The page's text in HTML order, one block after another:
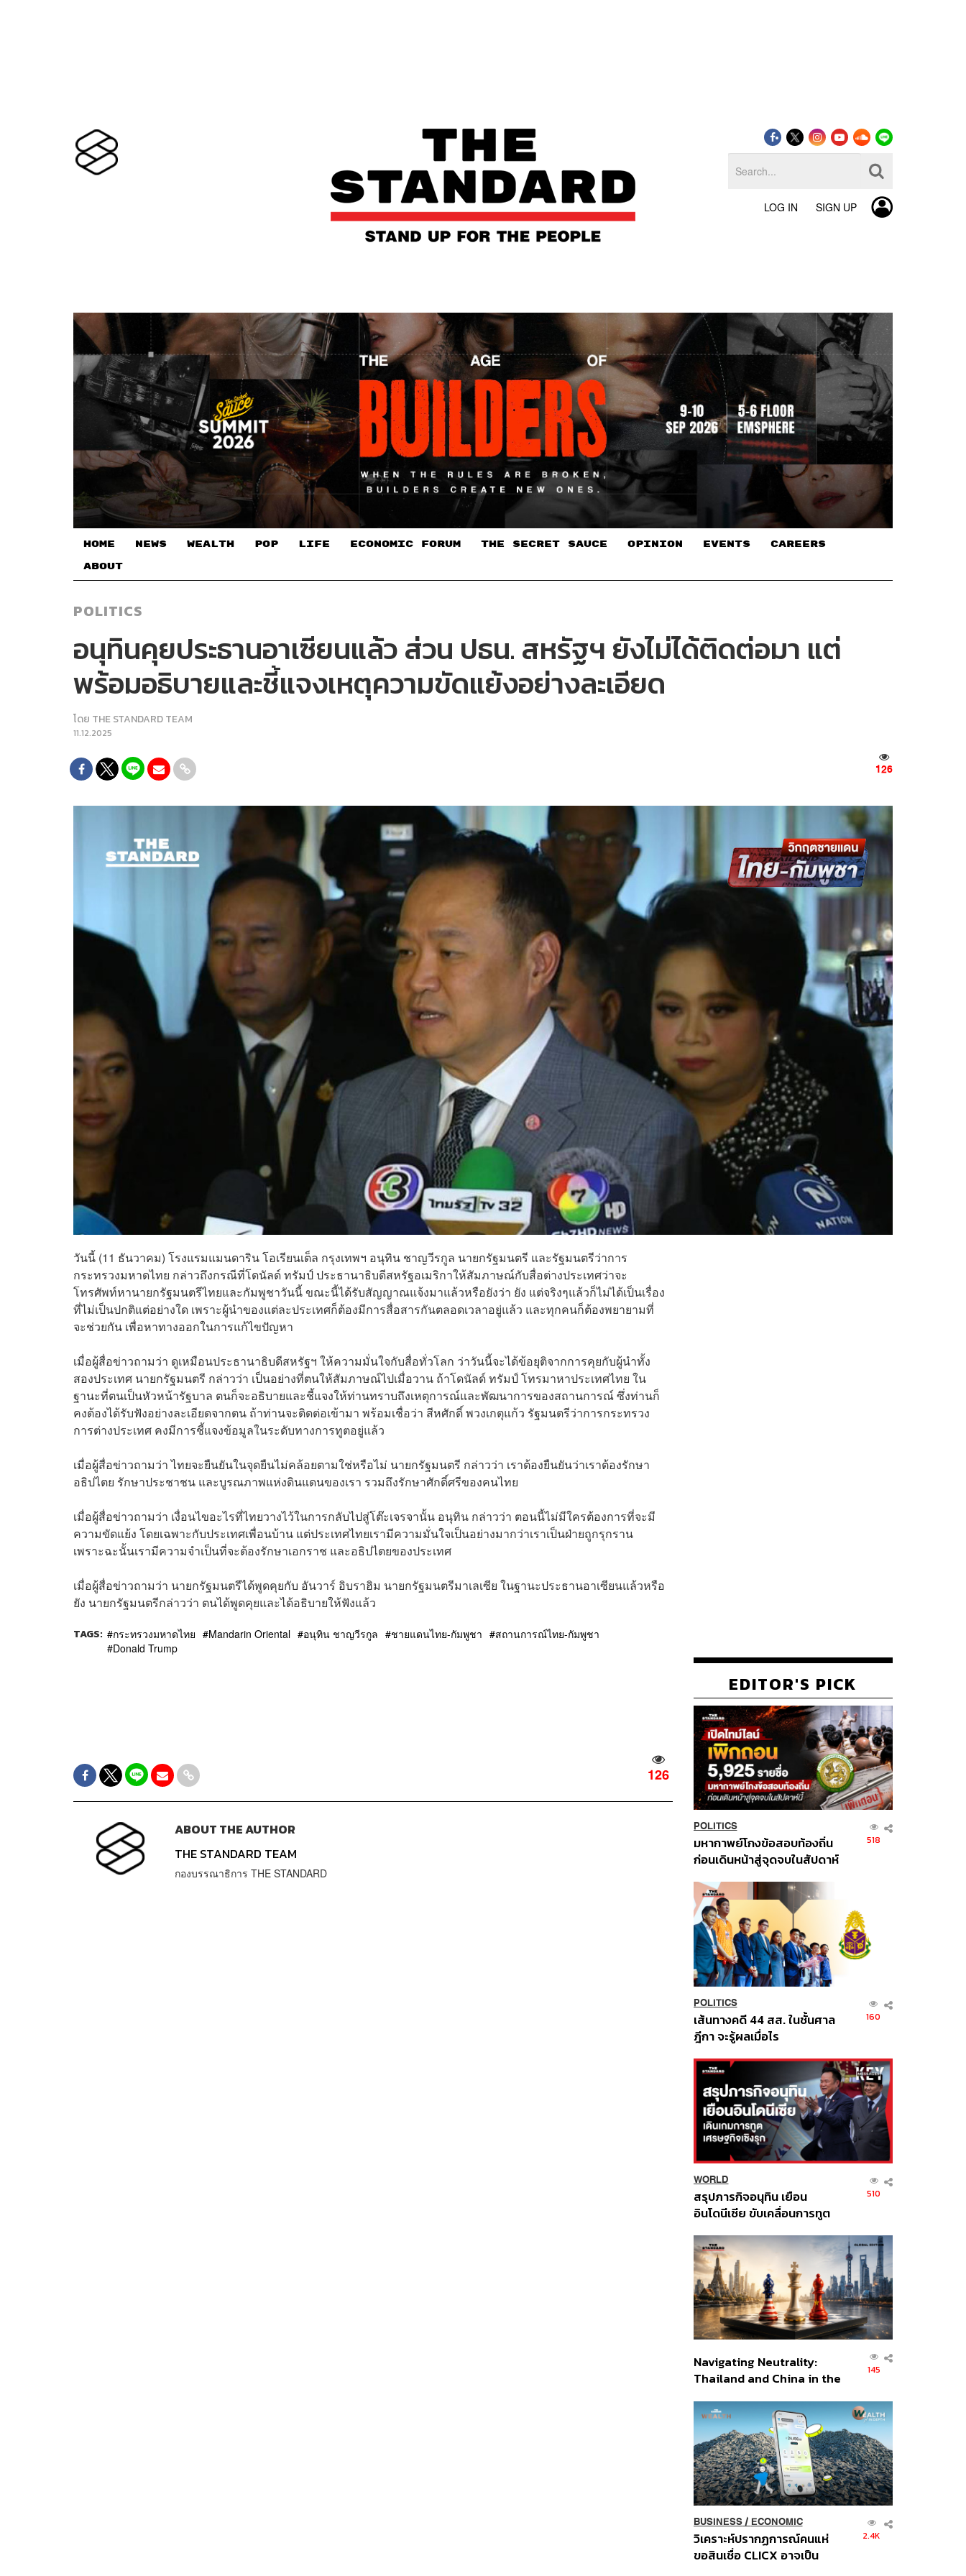
LOG IN SIGN UP
HOME NEWS WEALTH POP LIFE ECONOMIC FORUM THE SECRET SAUCE​ OPINION EVENTS CAREERS
ABOUT
POLITICS
อนุทินคุยประธานอาเซียนแล้ว ส่วน ปธน. สหรัฐฯ ยังไม่ได้ติดต่อมา แต่
พร้อมอธิบายและชี้แจงเหตุความขัดแย้งอย่างละเอียด
โดย THE STANDARD TEAM
11.12.2025
126
วันนี้ (11 ธันวาคม) โรงแรมแมนดาริน โอเรียนเต็ล กรุงเทพฯ อนุทิน ชาญวีรกูล นายกรัฐมนตรี และรัฐมนตรีว่าการ
กระทรวงมหาดไทย กล่าวถึงกรณีที่โดนัลด์ ทรัมป์ ประธานาธิบดีสหรัฐอเมริกาให้สัมภาษณ์กับสื่อต่างประเทศว่าจะ
โทรศัพท์หานายกรัฐมนตรีไทยและกัมพูชาวันนี้ ขณะนี้ได้รับสัญญาณแจ้งมาแล้วหรือยังว่า ยัง แต่จริงๆแล้วก็ไม่ได้เป็นเรื่อง
ที่ไม่เป็นปกติแต่อย่างใด เพราะผู้นำของแต่ละประเทศก็ต้องมีการสื่อสารกันตลอดเวลาอยู่แล้ว และทุกคนก็ต้องพยายามที่
จะช่วยกัน เพื่อหาทางออกในการแก้ไขปัญหา
เมื่อผู้สื่อข่าวถามว่า ดูเหมือนประธานาธิบดีสหรัฐฯ ให้ความมั่นใจกับสื่อทั่วโลก ว่าวันนี้จะได้ข้อยุติจากการคุยกับผู้นำทั้ง
สองประเทศ นายกรัฐมนตรี กล่าวว่า เป็นอย่างที่ตนให้สัมภาษณ์ไปเมื่อวาน ถ้าโดนัลด์ ทรัมป์ โทรมาหาประเทศไทย ใน
ฐานะที่ตนเป็นหัวหน้ารัฐบาล ตนก็จะอธิบายและชี้แจงให้ท่านทราบถึงเหตุการณ์และพัฒนาการของสถานการณ์ ซึ่งท่านก็
คงต้องได้รับฟังอย่างละเอียดจากตน ถ้าท่านจะติดต่อเข้ามา พร้อมเชื่อว่า สีหศักดิ์ พวงเกตุแก้ว รัฐมนตรีว่าการกระทรวง
การต่างประเทศ คงมีการชี้แจงข้อมูลในระดับทางการทูตอยู่แล้ว
เมื่อผู้สื่อข่าวถามว่า ไทยจะยืนยันในจุดยืนไม่คล้อยตามใช่หรือไม่ นายกรัฐมนตรี กล่าวว่า เราต้องยืนยันว่าเราต้องรักษา
อธิปไตย รักษาประชาชน และบูรณภาพแห่งดินแดนของเรา รวมถึงรักษาศักดิ์ศรีของคนไทย
เมื่อผู้สื่อข่าวถามว่า เงื่อนไขอะไรที่ไทยวางไว้ในการกลับไปสู่โต๊ะเจรจานั้น อนุทิน กล่าวว่า ตอนนี้ไม่มีใครต้องการที่จะมี
ความขัดแย้ง โดยเฉพาะกับประเทศเพื่อนบ้าน แต่ประเทศไทยเรามีความมั่นใจเป็นอย่างมากว่าเราเป็นฝ่ายถูกรุกราน
เพราะฉะนั้นเรามีความจำเป็นที่จะต้องรักษาเอกราช และอธิปไตยของประเทศ
เมื่อผู้สื่อข่าวถามว่า นายกรัฐมนตรีได้พูดคุยกับ อันวาร์ อิบราฮิม นายกรัฐมนตรีมาเลเซีย ในฐานะประธานอาเซียนแล้วหรือ
ยัง นายกรัฐมนตรีกล่าวว่า ตนได้พูดคุยและได้อธิบายให้ฟังแล้ว
TAGS: กระทรวงมหาดไทย Mandarin Oriental อนุทิน ชาญวีรกูล ชายแดนไทย-กัมพูชา
สถานการณ์ไทย-กัมพูชา
Donald Trump
126
ABOUT THE AUTHOR
THE STANDARD TEAM
กองบรรณาธิการ THE STANDARD
EDITOR'S PICK
POLITICS
มหากาพย์โกงข้อสอบท้องถิ่น
ก่อนเดินหน้าสู่จุดจบในสัปดาห์
518
POLITICS
เส้นทางคดี 44 สส. ในชั้นศาล
ฎีกา จะรู้ผลเมื่อไร
160
WORLD
สรุปภารกิจอนุทิน เยือน
อินโดนีเซีย ขับเคลื่อนการทูต
ส่วนยุทธศาสตร์ไทย –
อินโดนีเซีย
510
Navigating Neutrality:
Thailand and China in the
Order
145
BUSINESS/ ECONOMIC
วิเคราะห์ปรากฏการณ์คนแห่
ขอสินเชื่อ CLICX อาจเป็น
2.4K